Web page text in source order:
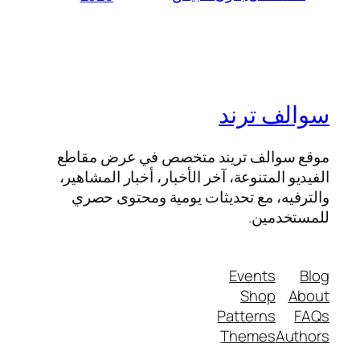
سوالف ترند
موقع سوالف تريند متخصص في عرض مقاطع
الفيديو المتنوعة، آخر الأخبار، أخبار المشاهير،
والترفيه، مع تحديثات يومية ومحتوى حصري
للمستخدمين.
Blog
About
FAQs
Authors
Events
Shop
Patterns
Themes